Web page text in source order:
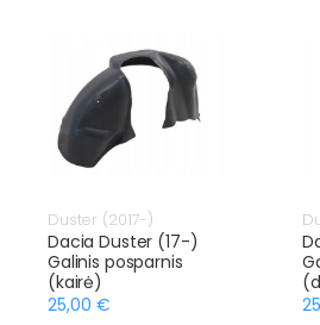
Duster (2017-)
Dacia Duster (17-)
Galinis posparnis
(kairė)
25,00 €